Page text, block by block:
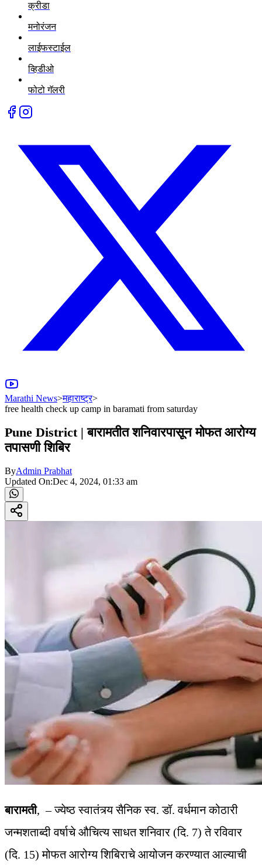
क्रीडा
मनोरंजन
लाईफस्टाईल
व्हिडीओ
फोटो गॅलरी
Marathi News>महाराष्ट्र>
free health check up camp in baramati from saturday
Pune District | बारामतीत शनिवारपासून मोफत आरोग्य
तपासणी शिबिर
ByAdmin Prabhat
Updated On:Dec 4, 2024, 01:33 am
बारामती, – ज्येष्ठ स्वातंत्र्य सैनिक स्व. डॉ. वर्धमान कोठारी
जन्मशताब्दी वर्षाचे औचित्य साधत शनिवार (दि. 7) ते रविवार
(दि. 15) मोफत आरोग्य शिबिराचे आयोजन करण्यात आल्याची